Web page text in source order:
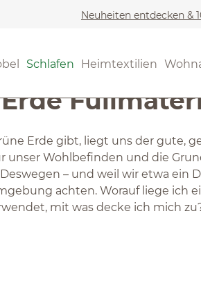
Neuheiten entdecken &
Schlafen Heimtextilien
Erde gibt, liegt uns der gute,
unser Wohlbefinden und die
– und weil wir etwa ein
achten. Worauf liege ich
mit was decke ich mich